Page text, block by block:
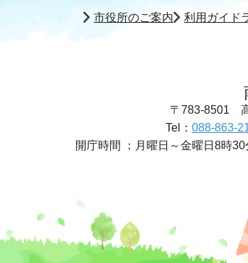
市役所のご案内 利用ガイド
〒783-8501
Tel： 088-863-
開庁時間 ： 月曜日～金曜日8時